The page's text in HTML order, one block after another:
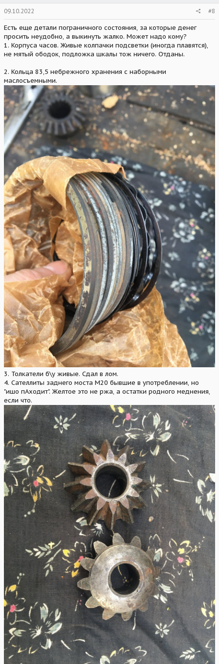
09.10.2022 #8
Есть еще детали пограничного состояния, за которые денег
просить неудобно, а выкинуть жалко. Может надо кому?
1. Корпуса часов. Живые колпачки подсветки (иногда плавятся),
не мятый ободок, подложка шкалы тож ничего. Отданы.
2. Кольца 83,5 небрежного хранения с наборными
маслосъемными.
3. Толкатели б\у живые. Сдал в лом.
4. Сателлиты заднего моста М20 бывшие в употреблении, но
"ишо пАходит". Желтое это не ржа, а остатки родного меднения,
если что.